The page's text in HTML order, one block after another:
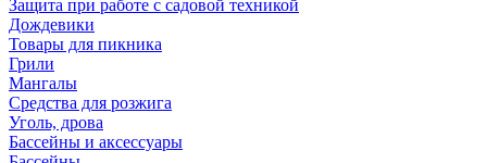
Защита при работе с садовой техникой
Дождевики
Товары для пикника
Грили
Мангалы
Средства для розжига
Уголь, дрова
Бассейны и аксессуары